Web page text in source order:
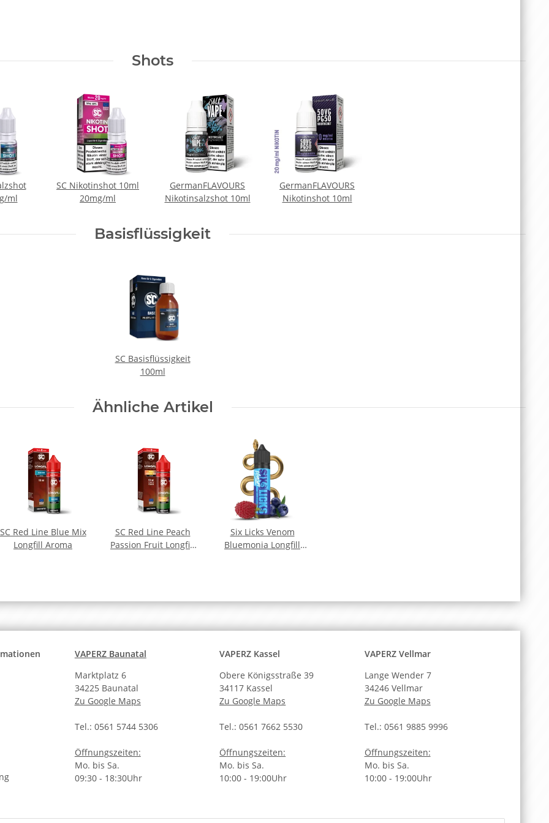
Shots
ml
SC Nikotinshot 10ml
20mg/ml
GermanFLAVOURS
Nikotinsalzshot 10ml
GermanFLAVOURS
Nikotinshot 10ml
Basisflüssigkeit
SC Basisflüssigkeit
100ml
Ähnliche Artikel
SC Red Line Blue Mix
Longfill Aroma
SC Red Line Peach
Passion Fruit Longfill
Six Licks Venom
Bluemonia Longfill
VAPERZ Baunatal
Marktplatz 6
34225 Baunatal
Zu Google Maps
Tel.: 0561 5744 5306
Öffnungszeiten:
Mo. bis Sa.
09:30 - 18:30Uhr
VAPERZ Kassel
Obere Königsstraße 39
34117 Kassel
Zu Google Maps
Tel.: 0561 7662 5530
Öffnungszeiten:
Mo. bis Sa.
10:00 - 19:00Uhr
VAPERZ Vellmar
Lange Wender 7
34246 Vellmar
Zu Google Maps
Tel.: 0561 9885 9996
Öffnungszeiten:
Mo. bis Sa.
10:00 - 19:00Uhr